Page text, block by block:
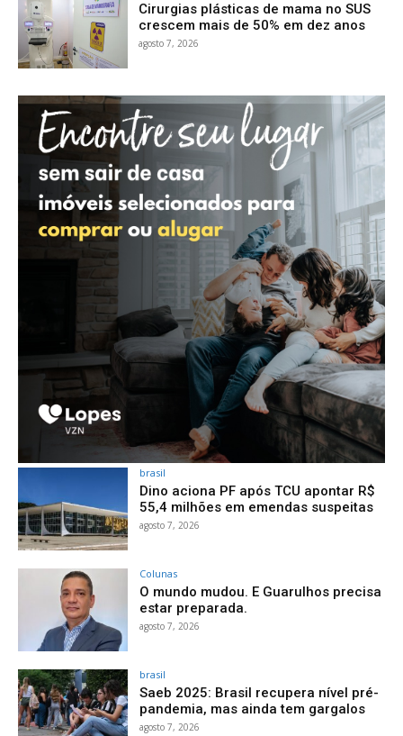
Cirurgias plásticas de mama no SUS
crescem mais de 50% em dez anos
agosto 7, 2026
brasil
Dino aciona PF após TCU apontar R$
55,4 milhões em emendas suspeitas
agosto 7, 2026
Colunas
O mundo mudou. E Guarulhos precisa
estar preparada.
agosto 7, 2026
brasil
Saeb 2025: Brasil recupera nível pré-
pandemia, mas ainda tem gargalos
agosto 7, 2026